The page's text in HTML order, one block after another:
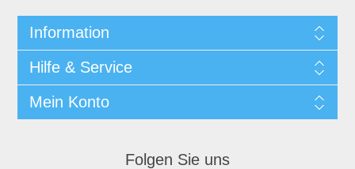
Information
Hilfe & Service
Mein Konto
Folgen Sie uns